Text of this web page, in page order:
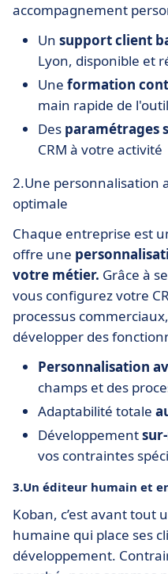
accompagnement
Un support client
Lyon, disponible et
Une formation
main rapide de l'outil
Des paramétrages
CRM à votre activité
2.Une personnalisation
optimale
Chaque entreprise est
offre une
votre métier. Grâce à
vous configurez votre
processus
développer des
Personnalisation
champs et des
Adaptabilité totale
Développement
vos contraintes
3.Un éditeur humain et
Koban, c’est avant tout
humaine qui place ses
développement.